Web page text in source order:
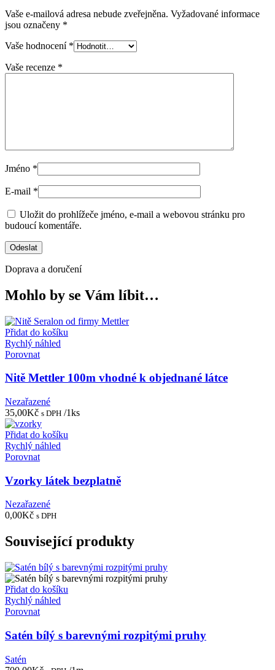
Vaše e-mailová adresa nebude zveřejněna. Vyžadované informace
jsou označeny *
Vaše hodnocení *
Vaše recenze *
Jméno *
E-mail *
Uložit do prohlížeče jméno, e-mail a webovou stránku pro
budoucí komentáře.
Doprava a doručení
Mohlo by se Vám líbit…
Přidat do košíku
Rychlý náhled
Porovnat
Nitě Mettler 100m vhodné k objednané látce
Nezařazené
35,00Kč s DPH /1ks
Přidat do košíku
Rychlý náhled
Porovnat
Vzorky látek bezplatně
Nezařazené
0,00Kč s DPH
Související produkty
Přidat do košíku
Rychlý náhled
Porovnat
Satén bílý s barevnými rozpitými pruhy
Satén